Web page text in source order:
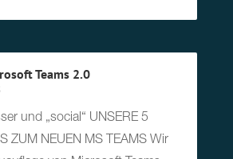
Teams 2.0
und „social“ UNSERE 5
ZUM NEUEN MS TEAMS Wir